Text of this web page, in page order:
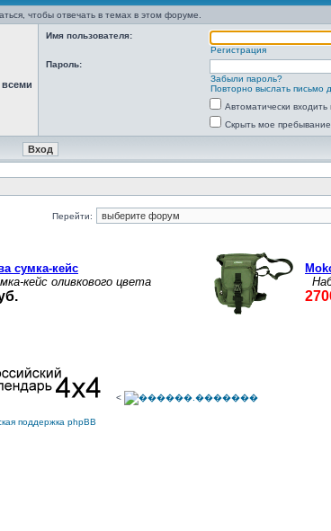
чтобы отвечать в темах в этом форуме.
всеми
Имя пользователя:
Регистрация
Пароль:
Забыли пароль?
Повторно выслать письмо
Автоматически
Скрыть мое
Перейти:
<
поддержка phpBB